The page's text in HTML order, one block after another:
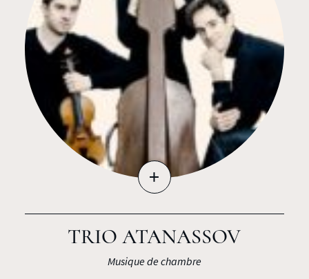
+
TRIO ATANASSOV
Musique de chambre